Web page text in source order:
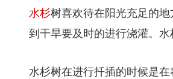
水杉树喜欢待在阳光充足的
到干旱要及时的进行浇灌。
水杉树在进行扦插的时候是